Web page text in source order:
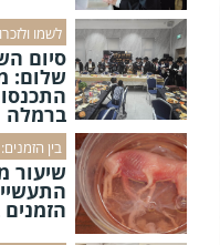
לשמו
סיום
שלום:
ברמלה
בין הזמנים:
שיעור